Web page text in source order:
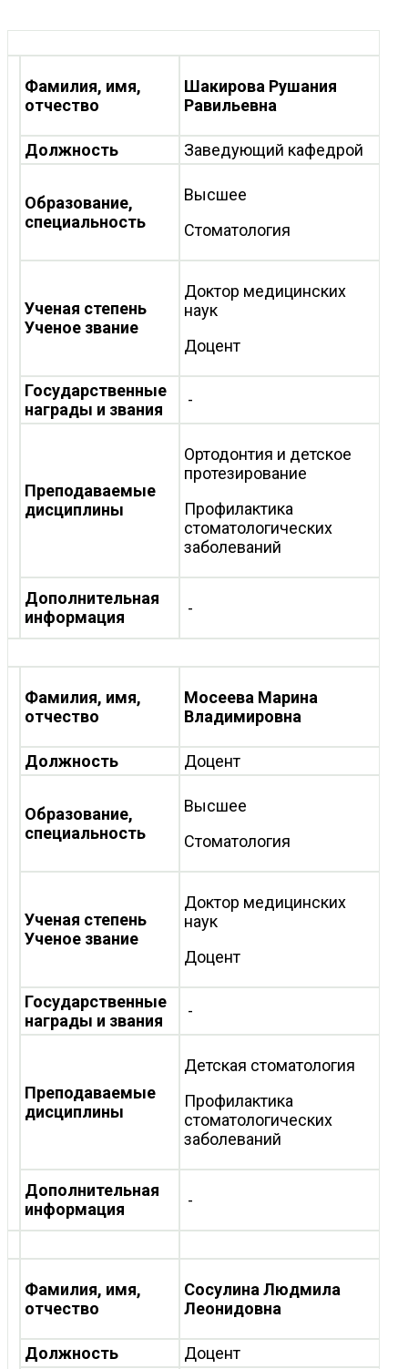
Фамилия, имя,
отчество
Шакирова Рушания
Равильевна
Должность Заведующий кафедрой
Образование,
специальность
Высшее
Стоматология
Ученая степень
Ученое звание
Доктор медицинских
наук
Доцент
Государственные
награды и звания
-
Преподаваемые
дисциплины
Ортодонтия и детское
протезирование
Профилактика
стоматологических
заболеваний
Дополнительная
информация
-
Фамилия, имя,
отчество
Мосеева Марина
Владимировна
Должность Доцент
Образование,
специальность
Высшее
Стоматология
Ученая степень
Ученое звание
Доктор медицинских
наук
Доцент
Государственные
награды и звания
-
Преподаваемые
дисциплины
Детская стоматология
Профилактика
стоматологических
заболеваний
Дополнительная
информация
-
Фамилия, имя,
отчество
Сосулина Людмила
Леонидовна
Должность Доцент